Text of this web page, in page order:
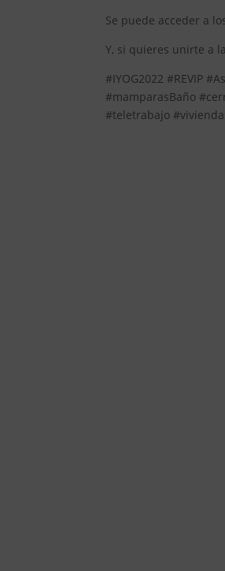
Se puede acceder a
Y, si quieres unirte a
#IYOG2022 #REVIP
#mamparasBaño
#teletrabajo